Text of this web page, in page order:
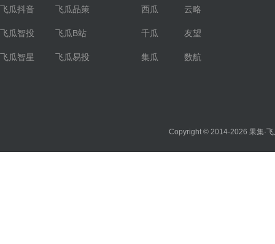
飞瓜抖音 飞瓜品策
飞瓜智投 飞瓜B站
飞瓜智星 飞瓜易投
西瓜 云略
千瓜 友望
集瓜 数航
Copyright © 2014-2026 果集·